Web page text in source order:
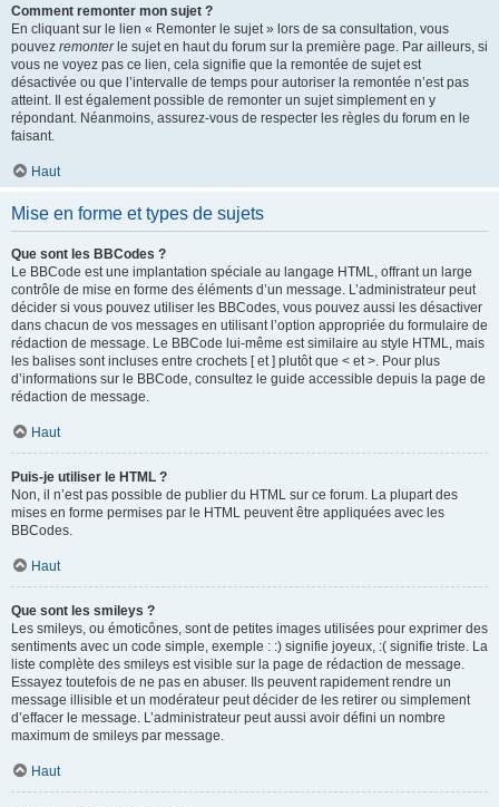
Comment remonter mon sujet ?
En cliquant sur le lien « Remonter le sujet » lors de sa consultation, vous
pouvez remonterle sujet en haut du forum sur la première page. Par ailleurs, si
vous ne voyez pas ce lien, cela signifie que la remontée de sujet est
désactivée ou que l’intervalle de temps pour autoriser la remontée n’est pas
atteint. Il est également possible de remonter un sujet simplement en y
répondant. Néanmoins, assurez-vous de respecter les règles du forum en le
faisant.
Haut
Mise en forme et types de sujets
Que sont les BBCodes ?
Le BBCode est une implantation spéciale au langage HTML, offrant un large
contrôle de mise en forme des éléments d’un message. L’administrateur peut
décider si vous pouvez utiliser les BBCodes, vous pouvez aussi les désactiver
dans chacun de vos messages en utilisant l’option appropriée du formulaire de
rédaction de message. Le BBCode lui-même est similaire au style HTML, mais
les balises sont incluses entre crochets [ et ] plutôt que < et >. Pour plus
d’informations sur le BBCode, consultez le guide accessible depuis la page de
rédaction de message.
Haut
Puis-je utiliser le HTML ?
Non, il n’est pas possible de publier du HTML sur ce forum. La plupart des
mises en forme permises par le HTML peuvent être appliquées avec les
BBCodes.
Haut
Que sont les smileys ?
Les smileys, ou émoticônes, sont de petites images utilisées pour exprimer des
sentiments avec un code simple, exemple : :) signifie joyeux, :( signifie triste. La
liste complète des smileys est visible sur la page de rédaction de message.
Essayez toutefois de ne pas en abuser. Ils peuvent rapidement rendre un
message illisible et un modérateur peut décider de les retirer ou simplement
d’effacer le message. L’administrateur peut aussi avoir défini un nombre
maximum de smileys par message.
Haut